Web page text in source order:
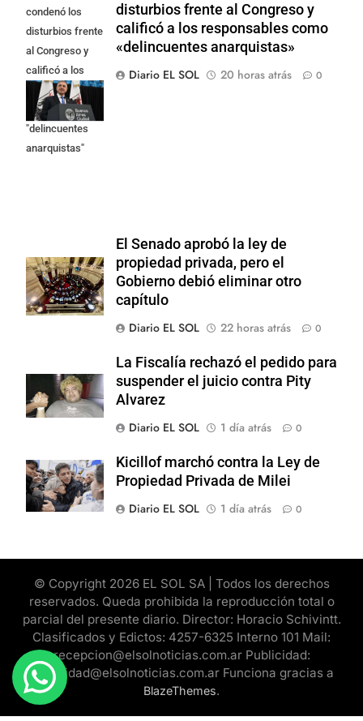
condenó los
disturbios frente
al Congreso y
calificó a los
responsables
como
"delincuentes
anarquistas"
disturbios frente al Congreso y
calificó a los responsables como
«delincuentes anarquistas»
Diario EL SOL
20 horas atrás 0
El Senado aprobó la ley de
propiedad privada, pero el
Gobierno debió eliminar otro
capítulo
Diario EL SOL
22 horas atrás 0
La Fiscalía rechazó el pedido para
suspender el juicio contra Pity
Alvarez
Diario EL SOL
1 día atrás 0
Kicillof marchó contra la Ley de
Propiedad Privada de Milei
Diario EL SOL
1 día atrás 0
© Copyright 2026 EL SOL SA | Todos los derechos
reservados. Queda prohibida la reproducción total o
parcial del presente diario. Director: Horacio Schivintt.
Clasificados y Edictos: 4257-6325 Interno 101 Mail:
recepcion@elsolnoticias.com.ar Publicidad:
publicidad@elsolnoticias.com.ar Funciona gracias a
BlazeThemes.